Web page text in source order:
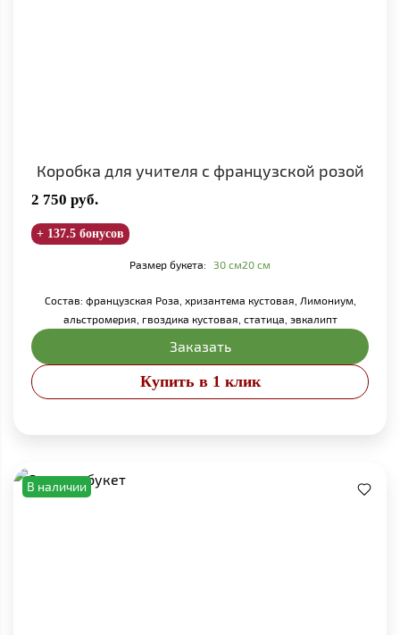
Коробка для учителя с французской розой
2 750 руб.
+ 137.5 бонусов
Размер букета: 30 см20 см
Состав: французская Роза, хризантема кустовая, Лимониум,
альстромерия, гвоздика кустовая, статица, эвкалипт
Заказать
Купить в 1 клик
В наличии